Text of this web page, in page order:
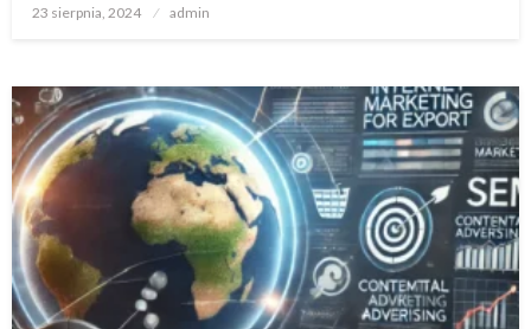
Opublikowane
23 sierpnia, 2024 admin